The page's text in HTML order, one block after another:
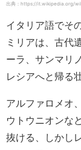
出典：https://it.wikipedia.org/
イタリア語でそ
ミリアは、古代
ーラ、サンマリ
レシアへと帰る
アルファロメオ
ウトウニオンな
抜ける、しかし